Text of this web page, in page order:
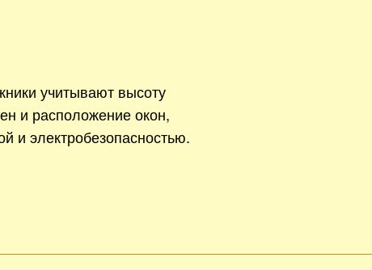
учитывают высоту
и расположение окон,
и электробезопасностью.